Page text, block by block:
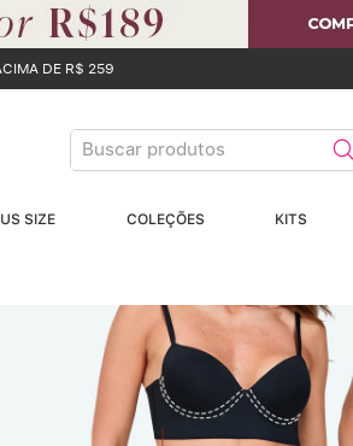
DE R$ 259
Buscar produtos
SIZE COLEÇÕES KITS
TERMOS MAIS
BUSCADOS
º Calcinhas
3 Sutiã Bojo